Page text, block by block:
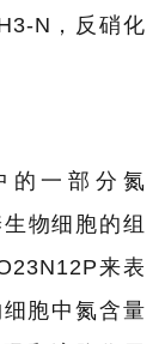
N，反硝化
的一部分氮
物细胞的组
来表
胞中氮含量